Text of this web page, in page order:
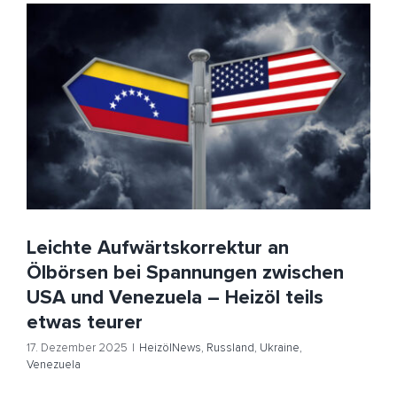
Leichte Aufwärtskorrektur an Ölbörsen bei
Spannungen zwischen USA und Venezuela – Heizöl
teils etwas teurer
HeizölNews Russland Ukraine Venezuela
Leichte Aufwärtskorrektur an
Ölbörsen bei Spannungen zwischen
USA und Venezuela – Heizöl teils
etwas teurer
17. Dezember 2025 | HeizölNews, Russland, Ukraine,
Venezuela